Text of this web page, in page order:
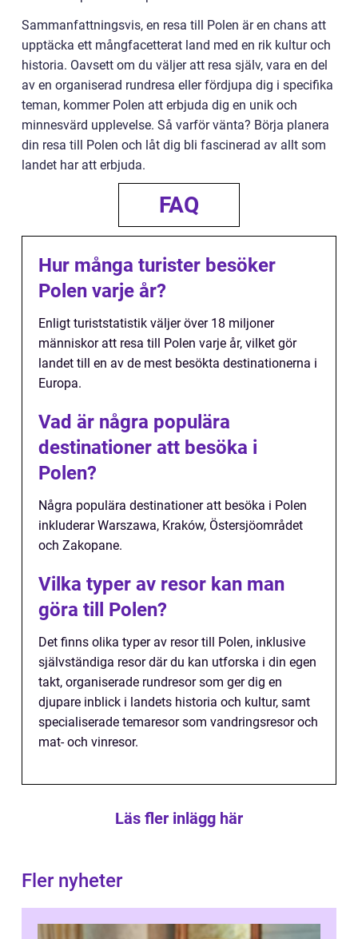
Sammanfattningsvis, en resa till Polen är en chans att
upptäcka ett mångfacetterat land med en rik kultur och
historia. Oavsett om du väljer att resa själv, vara en del
av en organiserad rundresa eller fördjupa dig i specifika
teman, kommer Polen att erbjuda dig en unik och
minnesvärd upplevelse. Så varför vänta? Börja planera
din resa till Polen och låt dig bli fascinerad av allt som
landet har att erbjuda.
FAQ
Hur många turister besöker
Polen varje år?
Enligt turiststatistik väljer över 18 miljoner
människor att resa till Polen varje år, vilket gör
landet till en av de mest besökta destinationerna i
Europa.
Vad är några populära
destinationer att besöka i
Polen?
Några populära destinationer att besöka i Polen
inkluderar Warszawa, Kraków, Östersjöområdet
och Zakopane.
Vilka typer av resor kan man
göra till Polen?
Det finns olika typer av resor till Polen, inklusive
självständiga resor där du kan utforska i din egen
takt, organiserade rundresor som ger dig en
djupare inblick i landets historia och kultur, samt
specialiserade temaresor som vandringsresor och
mat- och vinresor.
Läs fler inlägg här
Fler nyheter